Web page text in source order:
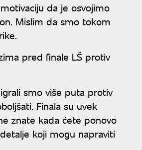
da je osvojimo
Mislim da smo tokom
pred finale LŠ protiv
smo više puta protiv
Finala su uvek
znate kada ćete ponovo
koji mogu napraviti